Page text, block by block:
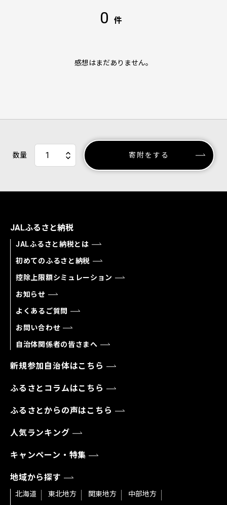
0 件
感想はまだありません。
数量 寄附をする
JALふるさと納税
JALふるさと納税とは
初めてのふるさと納税
控除上限額シミュレーション
お知らせ
よくあるご質問
お問い合わせ
自治体関係者の皆さまへ
新規参加自治体はこちら
ふるさとコラムはこちら
ふるさとからの声はこちら
人気ランキング
キャンペーン・特集
地域から探す
北海道 東北地方 関東地方
中部地方